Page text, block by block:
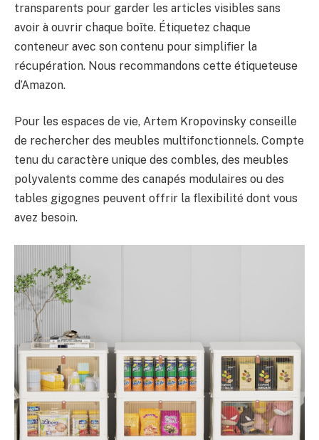
transparents pour garder les articles visibles sans
avoir à ouvrir chaque boîte. Étiquetez chaque
conteneur avec son contenu pour simplifier la
récupération. Nous recommandons cette étiqueteuse
d’Amazon.
Pour les espaces de vie, Artem Kropovinsky conseille
de rechercher des meubles multifonctionnels. Compte
tenu du caractère unique des combles, des meubles
polyvalents comme des canapés modulaires ou des
tables gigognes peuvent offrir la flexibilité dont vous
avez besoin.